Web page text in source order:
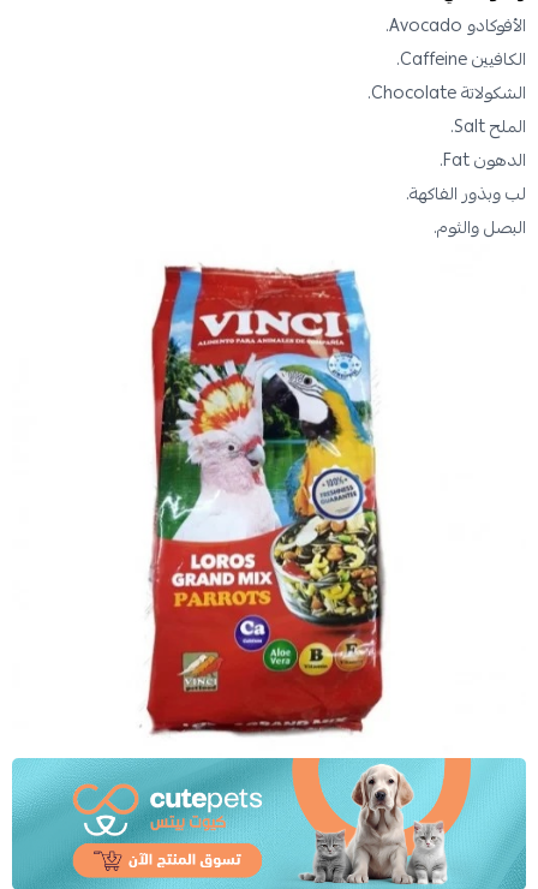
الأفوكادو Avocado.
الكافيين Caffeine.
الشكولاتة Chocolate.
الملح Salt.
الدهون Fat.
لب وبذور الفاكهة.
البصل والثوم.